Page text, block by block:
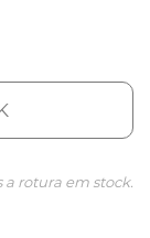
a rotura em stock.